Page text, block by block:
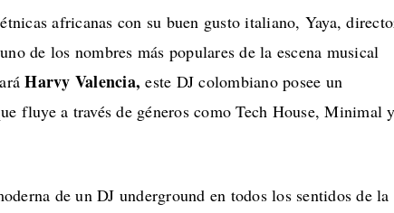
africanas con su buen gusto italiano, Yaya,
de los nombres más populares de la escena musical
Harvy Valencia,este DJ colombiano posee un
fluye a través de géneros como Tech House, Minimal
de un DJ underground en todos los sentidos de la